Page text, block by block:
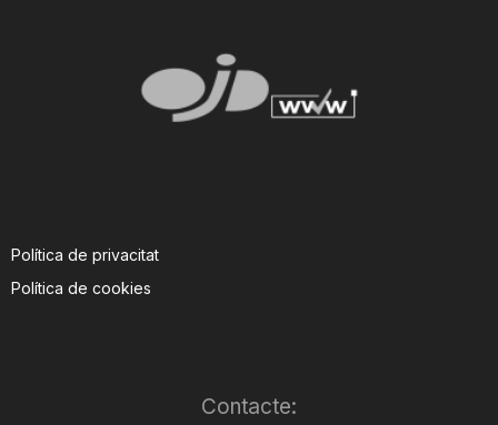
g
Política de privacitat
Política de cookies
Contacte: